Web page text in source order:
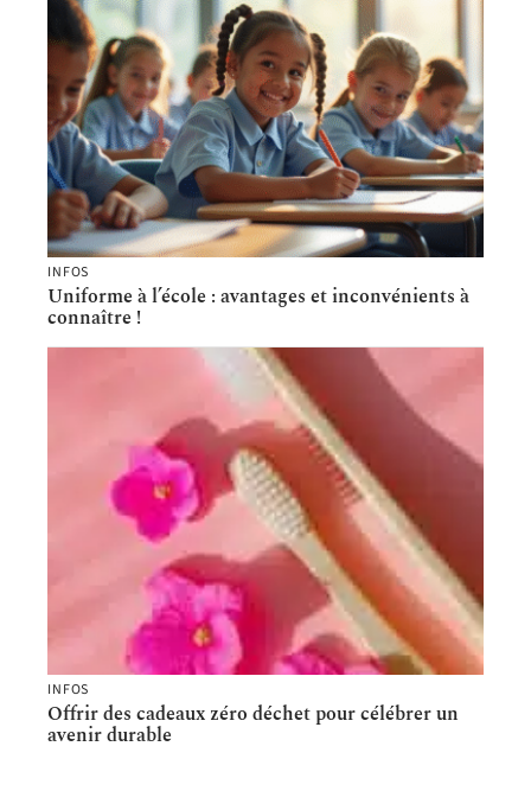
INFOS
Uniforme à l’école : avantages et inconvénients à
connaître !
INFOS
Offrir des cadeaux zéro déchet pour célébrer un
avenir durable